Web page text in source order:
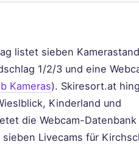
listet sieben
1/2/3 und eine
Kameras). Skiresort.at
Kinderland und
die Webcam-Datenbank
Livecams für